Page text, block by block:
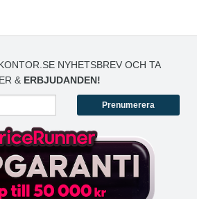
NYHETSBREV OCH TA
& ERBJUDANDEN!
Prenumerera